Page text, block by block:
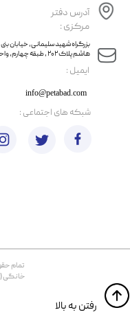
​ایمیل :
آدرس دفتر
مرکزی :
info@petabad.com
​​بزرگراه شهید سلیمانی، خیابان بنی
هاشم پلاک ۲۰۲ ، طبقه چهارم، واحد ۴۳
تمام
خانگی
​​رفتن به بالا
​شبکه های اجتماعی :